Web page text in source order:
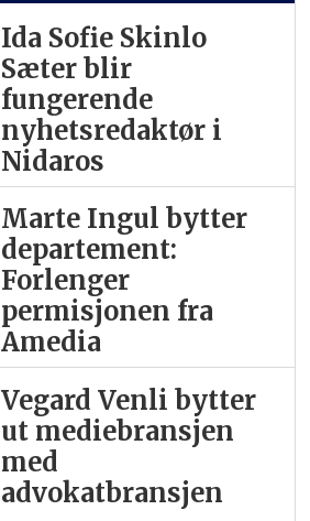
Ida Sofie Skinlo
Sæter blir
fungerende
nyhetsredaktør i
Nidaros
Marte Ingul bytter
departement:
Forlenger
permisjonen fra
Amedia
Vegard Venli bytter
ut mediebransjen
med
advokatbransjen